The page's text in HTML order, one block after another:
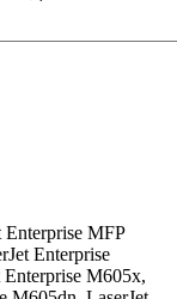
Enterprise MFP
Enterprise
M605x,